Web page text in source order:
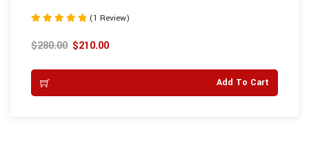
5.00
sur 5
(1 Review)
$280.00 $210.00
Add To Cart